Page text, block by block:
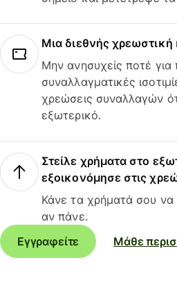
Μια διεθνής χρεωστική
Μην ανησυχείς ποτέ για
συναλλαγματικές
χρεώσεις συναλλαγών
εξωτερικό.
Στείλε χρήματα στο
εξοικονόμησε στις
Κάνε τα χρήματά σου να
αν πάνε.
Εγγραφείτε
Μάθε